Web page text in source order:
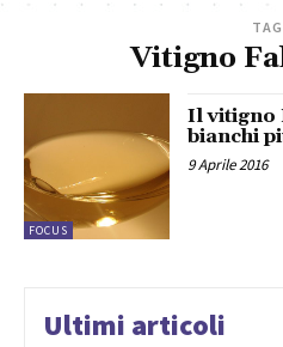
TAG
Vitigno
FOCUS
Il vitigno
bianchi
9 Aprile 2016
Ultimi articoli